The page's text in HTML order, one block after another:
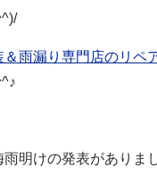
雨漏り専門店のリペ
明けの発表がありま